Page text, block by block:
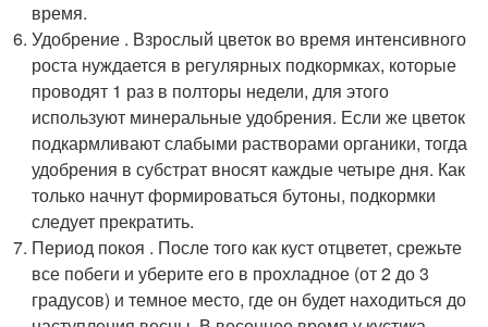
время.
Удобрение . Взрослый цветок во время интенсивного
роста нуждается в регулярных подкормках, которые
проводят 1 раз в полторы недели, для этого
используют минеральные удобрения. Если же цветок
подкармливают слабыми растворами органики, тогда
удобрения в субстрат вносят каждые четыре дня. Как
только начнут формироваться бутоны, подкормки
следует прекратить.
Период покоя . После того как куст отцветет, срежьте
все побеги и уберите его в прохладное (от 2 до 3
градусов) и темное место, где он будет находиться до